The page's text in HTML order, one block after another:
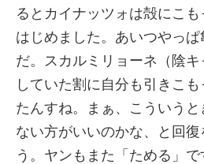
るとカイナッツォは殻にこ
はじめました。あいつやっ
だ。スカルミリョーネ（陰
していた割に自分も引きこ
たんすね。まぁ、こういう
ない方がいいのかな、と回復
う。ヤンもまた「ためる」